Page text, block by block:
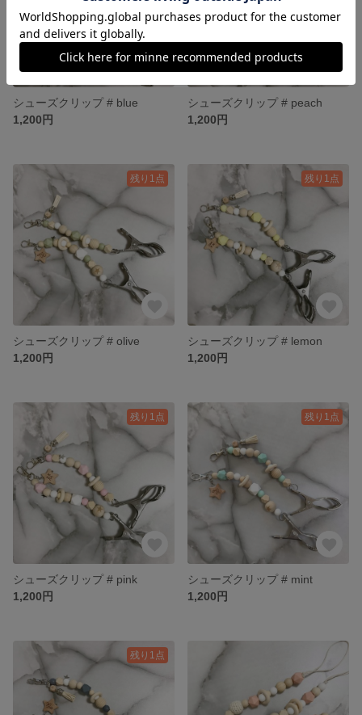
シューズクリップ # blue
1,200円
シューズクリップ # peach
1,200円
残り1点
シューズクリップ # olive
1,200円
残り1点
シューズクリップ # lemon
1,200円
残り1点
シューズクリップ # pink
1,200円
残り1点
シューズクリップ # mint
1,200円
残り1点